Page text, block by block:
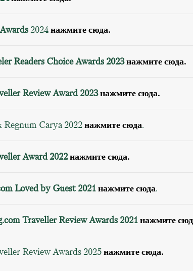
2024нажмите сюда.
Readers Choice Awards 2023нажмите сюда.
Review Award 2023нажмите сюда.
Regnum Carya 2022нажмите сюда.
Award 2022нажмите сюда.
Loved by Guest 2021нажмите сюда.
Traveller Review Awards 2021нажмите
Review Awards 2025нажмите сюда.